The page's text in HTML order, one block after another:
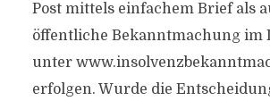
Post mittels einfachem Brief als
öffentliche Bekanntmachung im
unter
erfolgen. Wurde die